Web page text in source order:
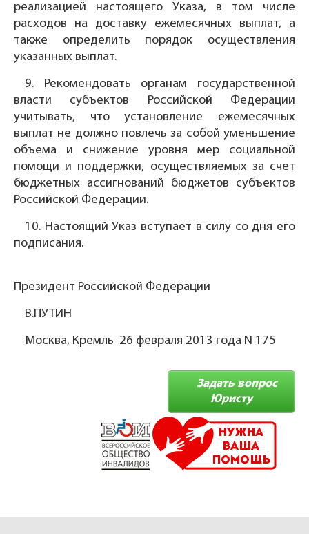
реализацией настоящего Указа, в том числе
расходов на доставку ежемесячных выплат, а
также определить порядок осуществления
указанных выплат.
9. Рекомендовать органам государственной
власти субъектов Российской Федерации
учитывать, что установление ежемесячных
выплат не должно повлечь за собой уменьшение
объема и снижение уровня мер социальной
помощи и поддержки, осуществляемых за счет
бюджетных ассигнований бюджетов субъектов
Российской Федерации.
10. Настоящий Указ вступает в силу со дня его
подписания.
Президент Российской Федерации
В.ПУТИН
Москва, Кремль 26 февраля 2013 года N 175
Задать вопрос
Юристу